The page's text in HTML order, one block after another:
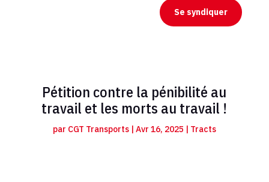
Se syndiquer
Pétition contre la pénibilité au
travail et les morts au travail !
par CGT Transports| Avr 16, 2025 | Tracts